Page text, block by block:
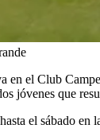
en el Club
jóvenes que
el sábado en